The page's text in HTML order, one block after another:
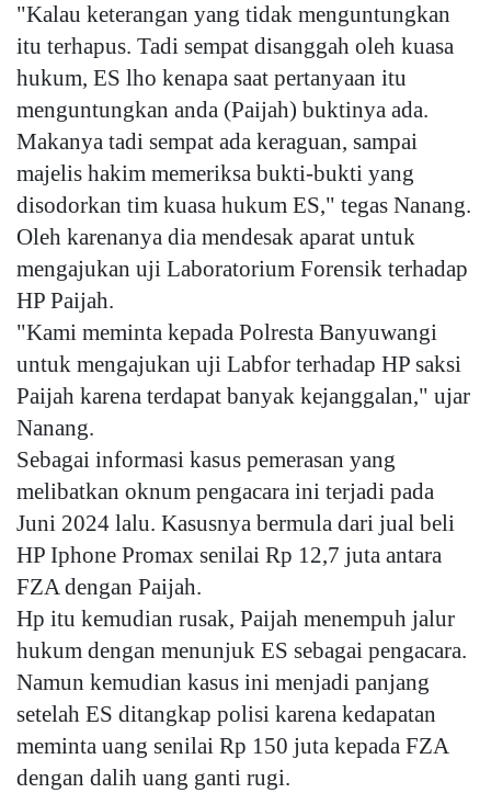
"Kalau keterangan yang tidak menguntungkan
itu terhapus. Tadi sempat disanggah oleh kuasa
hukum, ES lho kenapa saat pertanyaan itu
menguntungkan anda (Paijah) buktinya ada.
Makanya tadi sempat ada keraguan, sampai
majelis hakim memeriksa bukti-bukti yang
disodorkan tim kuasa hukum ES," tegas Nanang.
Oleh karenanya dia mendesak aparat untuk
mengajukan uji Laboratorium Forensik terhadap
HP Paijah.
"Kami meminta kepada Polresta Banyuwangi
untuk mengajukan uji Labfor terhadap HP saksi
Paijah karena terdapat banyak kejanggalan," ujar
Nanang.
Sebagai informasi kasus pemerasan yang
melibatkan oknum pengacara ini terjadi pada
Juni 2024 lalu. Kasusnya bermula dari jual beli
HP Iphone Promax senilai Rp 12,7 juta antara
FZA dengan Paijah.
Hp itu kemudian rusak, Paijah menempuh jalur
hukum dengan menunjuk ES sebagai pengacara.
Namun kemudian kasus ini menjadi panjang
setelah ES ditangkap polisi karena kedapatan
meminta uang senilai Rp 150 juta kepada FZA
dengan dalih uang ganti rugi.